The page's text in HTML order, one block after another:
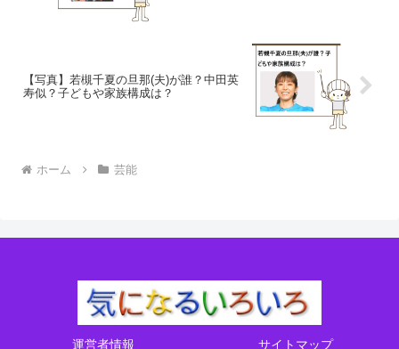
【写真】若槻千夏の旦那(夫)が誰？中田英
寿似？子どもや家族構成は？
ホーム 芸能
運営者情報 サイトマップ